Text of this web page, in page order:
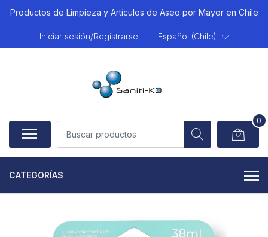
Productos de Limpieza y Artículos de Aseo por Mayor en Chile
Iniciar sesión/Registrarse Español (Chile)
0
CATEGORÍAS